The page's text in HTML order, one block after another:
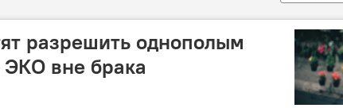
разрешить однополым
вне брака